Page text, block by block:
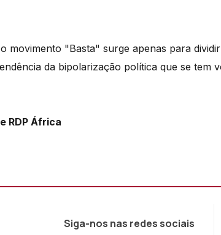
movimento "Basta" surge apenas para
da bipolarização política que se tem
RDP África
Siga-nos nas redes sociais